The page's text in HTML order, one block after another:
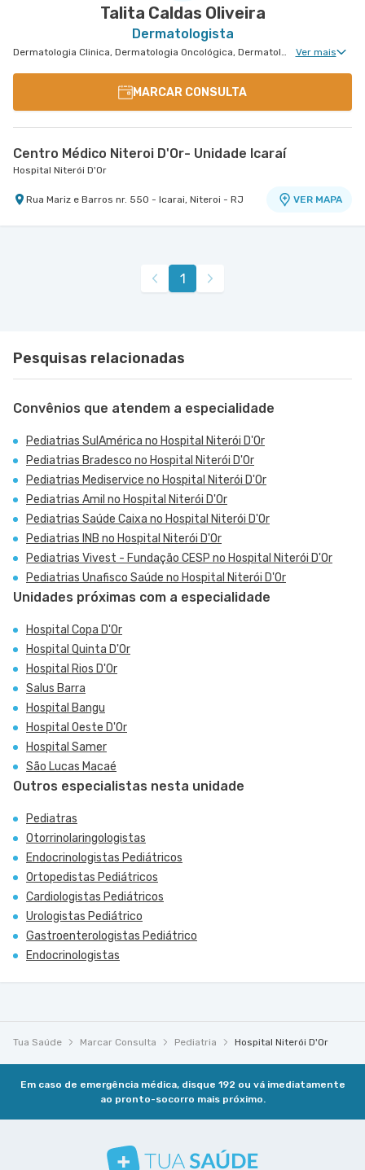
Talita Caldas Oliveira
Dermatologista
Dermatologia Clinica, Dermatologia Oncológica, Dermatologia Pediátrica, Dermatologia de Tratamento de Psoríase Ver mais
MARCAR CONSULTA
Centro Médico Niteroi D'Or- Unidade Icaraí
Hospital Niterói D'Or
Rua Mariz e Barros nr. 550 - Icarai, Niteroi - RJ VER MAPA
1
Pesquisas relacionadas
Convênios que atendem a especialidade
Pediatrias SulAmérica no Hospital Niterói D'Or
Pediatrias Bradesco no Hospital Niterói D'Or
Pediatrias Mediservice no Hospital Niterói D'Or
Pediatrias Amil no Hospital Niterói D'Or
Pediatrias Saúde Caixa no Hospital Niterói D'Or
Pediatrias INB no Hospital Niterói D'Or
Pediatrias Vivest - Fundação CESP no Hospital Niterói D'Or
Pediatrias Unafisco Saúde no Hospital Niterói D'Or
Unidades próximas com a especialidade
Hospital Copa D'Or
Hospital Quinta D'Or
Hospital Rios D'Or
Salus Barra
Hospital Bangu
Hospital Oeste D'Or
Hospital Samer
São Lucas Macaé
Outros especialistas nesta unidade
Pediatras
Otorrinolaringologistas
Endocrinologistas Pediátricos
Ortopedistas Pediátricos
Cardiologistas Pediátricos
Urologistas Pediátrico
Gastroenterologistas Pediátrico
Endocrinologistas
Tua Saúde Marcar Consulta Pediatria Hospital Niterói D'Or
Em caso de emergência médica, disque 192 ou vá imediatamente
ao pronto-socorro mais próximo.